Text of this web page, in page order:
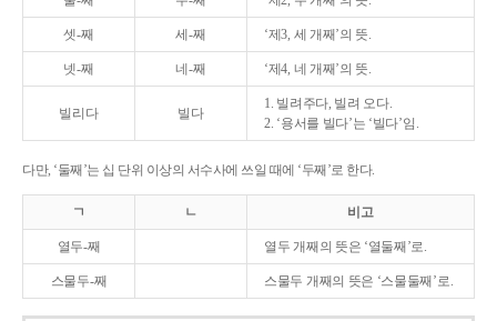
셋-째 세-째 ‘제3, 세 개째’의 뜻.
넷-째 네-째 ‘제4, 네 개째’의 뜻.
빌리다 빌다
1. 빌려주다, 빌려 오다.
2. ‘용서를 빌다’는 ‘빌다’임.
다만, ‘둘째’는 십 단위 이상의 서수사에 쓰일 때에 ‘두째’로 한다.
ㄱ ㄴ 비고
열두-째 열두 개째의 뜻은 ‘열둘째’로.
스물두-째 스물두 개째의 뜻은 ‘스물둘째’로.